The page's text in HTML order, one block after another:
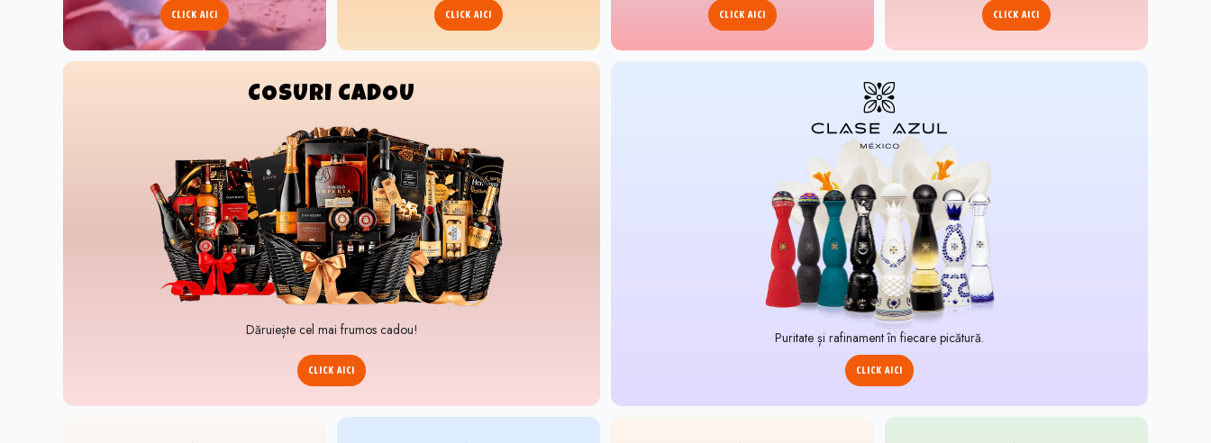
CLICK AICI CLICK AICI CLICK AICI CLICK AICI
COSURI CADOU
Dăruiește cel mai frumos cadou!
CLICK AICI
Puritate și rafinament în fiecare picătură.
CLICK AICI